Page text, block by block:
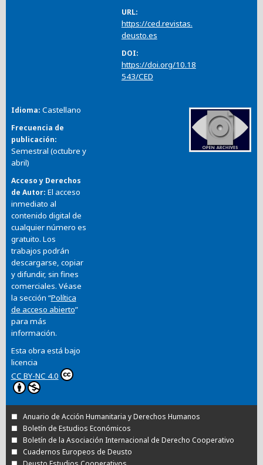
URL
https://ced.revistas.
deusto.es
DOI
https://doi.org/10.18
543/CED
Idioma Castellano
Frecuencia de
publicación
Semestral (octubre y
abril)
Acceso y Derechos
de Autor El acceso
inmediato al
contenido digital de
cualquier número es
gratuito. Los
trabajos podrán
descargarse, copiar
y difundir, sin fines
comerciales. Véase
la sección “Política
de acceso abierto”
para más
información.
Esta obra está bajo
licencia
CC BY-NC 4.0
Anuario de Acción Humanitaria y Derechos Humanos
Boletín de Estudios Económicos
Boletín de la Asociación Internacional de Derecho Cooperativo
Cuadernos Europeos de Deusto